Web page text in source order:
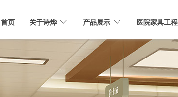
首页 关于诗烨 产品展示 医院家具工程